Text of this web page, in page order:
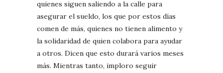
quienes siguen saliendo a la calle para
asegurar el sueldo, los que por estos días
comen de más, quienes no tienen alimento y
la solidaridad de quien colabora para ayudar
a otros. Dicen que esto durará varios meses
más. Mientras tanto, imploro seguir